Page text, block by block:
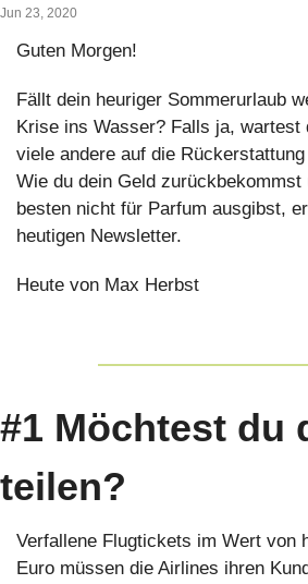
Jun 23, 2020
Guten Morgen!
Fällt dein heuriger Sommerurlaub
Krise ins Wasser? Falls ja, wartest
viele andere auf die
Wie du dein Geld zurückbekommst
besten nicht für Parfum ausgibst,
heutigen Newsletter.
Heute von Max Herbst
#1 Möchtest du
teilen?
Verfallene Flugtickets im Wert von
Euro müssen die Airlines ihren